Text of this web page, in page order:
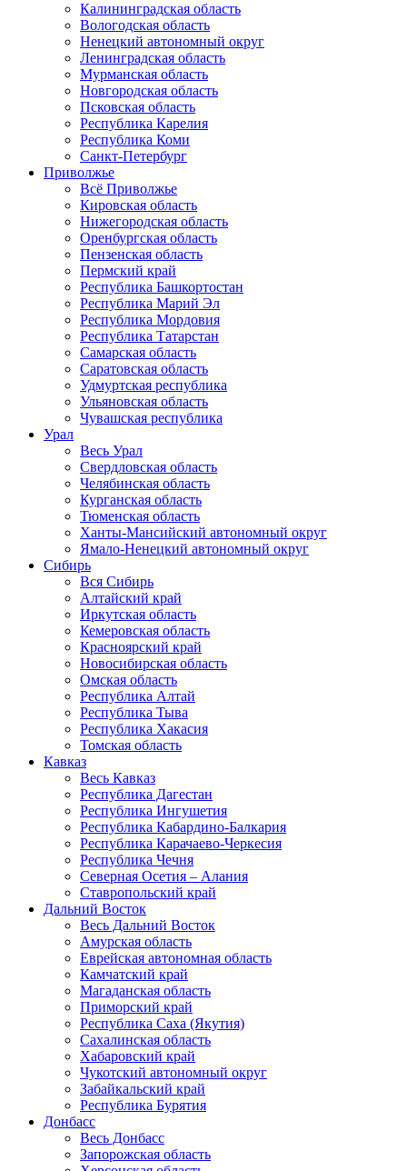
Калининградская область
Вологодская область
Ненецкий автономный округ
Ленинградская область
Мурманская область
Новгородская область
Псковская область
Республика Карелия
Республика Коми
Санкт-Петербург
Приволжье
Всё Приволжье
Кировская область
Нижегородская область
Оренбургская область
Пензенская область
Пермский край
Республика Башкортостан
Республика Марий Эл
Республика Мордовия
Республика Татарстан
Самарская область
Саратовская область
Удмуртская республика
Ульяновская область
Чувашская республика
Урал
Весь Урал
Свердловская область
Челябинская область
Курганская область
Тюменская область
Ханты-Мансийский автономный округ
Ямало-Ненецкий автономный округ
Сибирь
Вся Сибирь
Алтайский край
Иркутская область
Кемеровская область
Красноярский край
Новосибирская область
Омская область
Республика Алтай
Республика Тыва
Республика Хакасия
Томская область
Кавказ
Весь Кавказ
Республика Дагестан
Республика Ингушетия
Республика Кабардино-Балкария
Республика Карачаево-Черкесия
Республика Чечня
Северная Осетия – Алания
Ставропольский край
Дальний Восток
Весь Дальний Восток
Амурская область
Еврейская автономная область
Камчатский край
Магаданская область
Приморский край
Республика Саха (Якутия)
Сахалинская область
Хабаровский край
Чукотский автономный округ
Забайкальский край
Республика Бурятия
Донбасс
Весь Донбасс
Запорожская область